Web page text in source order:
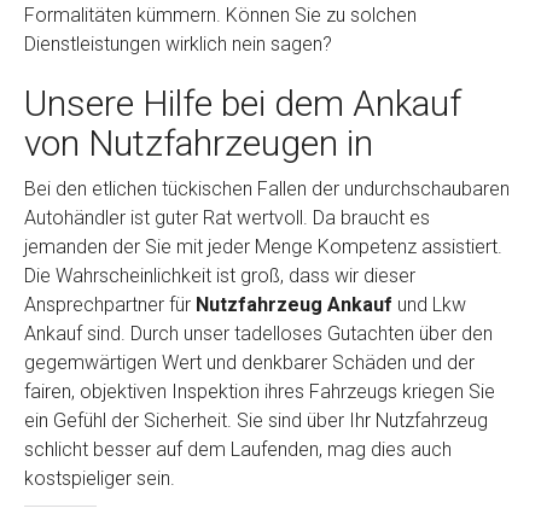
Formalitäten kümmern. Können Sie zu solchen
Dienstleistungen wirklich nein sagen?
Unsere Hilfe bei dem Ankauf
von Nutzfahrzeugen in
Bei den etlichen tückischen Fallen der undurchschaubaren
Autohändler ist guter Rat wertvoll. Da braucht es
jemanden der Sie mit jeder Menge Kompetenz assistiert.
Die Wahrscheinlichkeit ist groß, dass wir dieser
Ansprechpartner für Nutzfahrzeug Ankauf und Lkw
Ankauf sind. Durch unser tadelloses Gutachten über den
gegemwärtigen Wert und denkbarer Schäden und der
fairen, objektiven Inspektion ihres Fahrzeugs kriegen Sie
ein Gefühl der Sicherheit. Sie sind über Ihr Nutzfahrzeug
schlicht besser auf dem Laufenden, mag dies auch
kostspieliger sein.